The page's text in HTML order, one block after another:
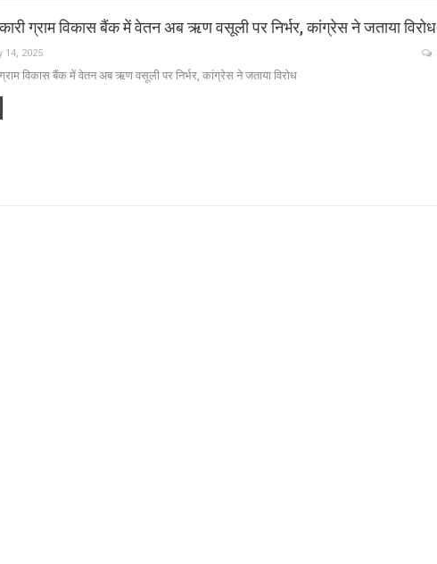
ग्राम विकास बैंक में वेतन अब ऋण वसूली पर निर्भर, कांग्रेस ने जताया विरोध
14, 2025
विकास बैंक में वेतन अब ऋण वसूली पर निर्भर, कांग्रेस ने जताया विरोध